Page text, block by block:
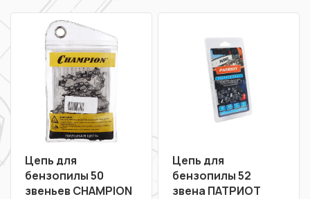
Цепь для
бензопилы 50
звеньев CHAMPION
Цепь для
бензопилы 52
звена ПАТРИОТ